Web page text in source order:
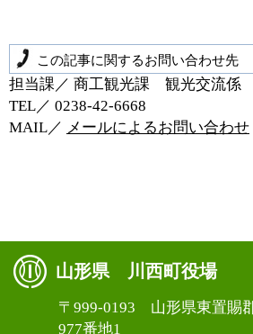
この記事に関するお問い合わせ先
担当課／ 商工観光課 観光交流係
TEL／ 0238‐42‐6668
MAIL／ メールによるお問い合わせ
山形県 川西町役場
〒999-0193 山形県東置賜
977番地1